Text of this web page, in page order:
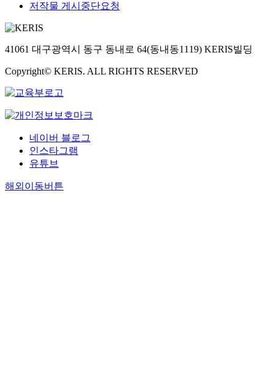
저작물 게시중단요청
41061 대구광역시 동구 동내로 64(동내동1119) KERIS빌딩
Copyright© KERIS. ALL RIGHTS RESERVED
네이버 블로그
인스타그램
유튜브
해외이동버튼